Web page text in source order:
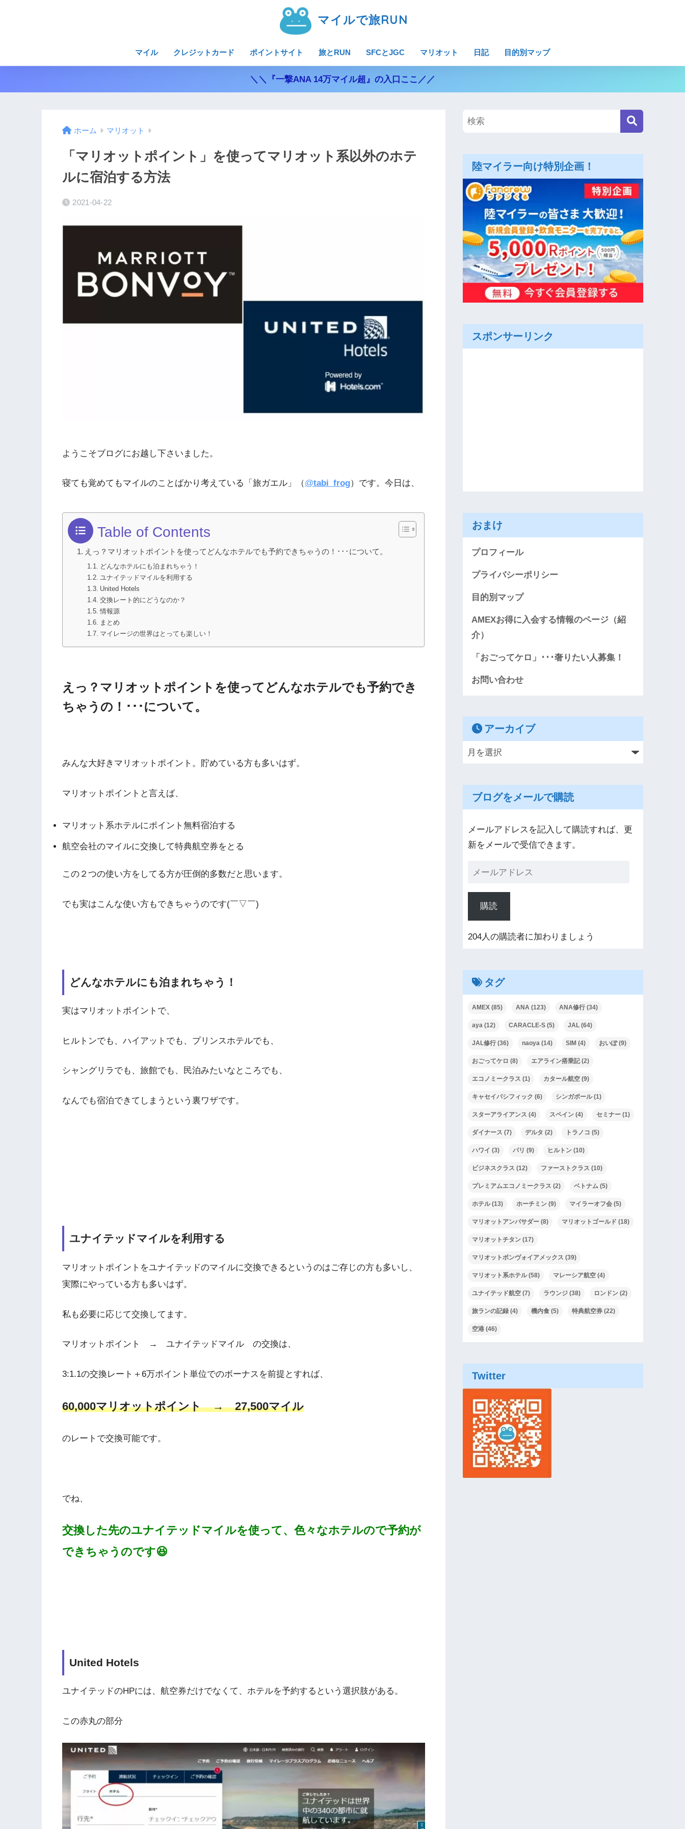
マイルで旅RUN
マイル クレジットカード ポイントサイト 旅とRUN SFCとJGC マリオット 日記 目的別マップ
＼＼『一撃ANA 14万マイル超』の入口ここ／／
ホーム マリオット
「マリオットポイント」を使ってマリオット系以外のホテ
ルに宿泊する方法
2021-04-22
ようこそブログにお越し下さいました。
寝ても覚めてもマイルのことばかり考えている「旅ガエル」（@tabi_frog）です。今日は、
Table of Contents
えっ？マリオットポイントを使ってどんなホテルでも予約できちゃうの！･･･について。
どんなホテルにも泊まれちゃう！
ユナイテッドマイルを利用する
United Hotels
交換レート的にどうなのか？
情報源
まとめ
マイレージの世界はとっても楽しい！
えっ？マリオットポイントを使ってどんなホテルでも予約でき
ちゃうの！･･･について。
みんな大好きマリオットポイント。貯めている方も多いはず。
マリオットポイントと言えば、
マリオット系ホテルにポイント無料宿泊する
航空会社のマイルに交換して特典航空券をとる
この２つの使い方をしてる方が圧倒的多数だと思います。
でも実はこんな使い方もできちゃうのです(￣▽￣)
どんなホテルにも泊まれちゃう！
実はマリオットポイントで、
ヒルトンでも、ハイアットでも、プリンスホテルでも、
シャングリラでも、旅館でも、民泊みたいなところでも、
なんでも宿泊できてしまうという裏ワザです。
ユナイテッドマイルを利用する
マリオットポイントをユナイテッドのマイルに交換できるというのはご存じの方も多いし、
実際にやっている方も多いはず。
私も必要に応じて交換してます。
マリオットポイント → ユナイテッドマイル の交換は、
3:1.1の交換レート＋6万ポイント単位でのボーナスを前提とすれば、
60,000マリオットポイント → 27,500マイル
のレートで交換可能です。
でね、
交換した先のユナイテッドマイルを使って、色々なホテルので予約が
できちゃうのです😆
United Hotels
ユナイテッドのHPには、航空券だけでなくて、ホテルを予約するという選択肢がある。
この赤丸の部分
陸マイラー向け特別企画！
スポンサーリンク
おまけ
プロフィール
プライバシーポリシー
目的別マップ
AMEXお得に入会する情報のページ（紹
介）
「おごってケロ」･･･奢りたい人募集！
お問い合わせ
アーカイブ
ブログをメールで購読
メールアドレスを記入して購読すれば、更
新をメールで受信できます。
購読
204人の購読者に加わりましょう
タグ
AMEX (85) ANA (123) ANA修行 (34)
aya (12) CARACLE-S (5) JAL (64)
JAL修行 (36) naoya (14) SIM (4) おいぽ(9)
おごってケロ (8) エアライン搭乗記(2)
エコノミークラス (1) カタール航空 (9)
キャセイパシフィック (6) シンガポール(1)
スターアライアンス (4) スペイン (4) セミナー (1)
ダイナース (7) デルタ (2) トラノコ (5)
ハワイ (3) パリ (9) ヒルトン (10)
ビジネスクラス (12) ファーストクラス (10)
プレミアムエコノミークラス (2) ベトナム (5)
ホテル(13) ホーチミン (9) マイラーオフ会 (5)
マリオットアンバサダー (8) マリオットゴールド (18)
マリオットチタン (17)
マリオットボンヴォイアメックス (39)
マリオット系ホテル(58) マレーシア航空 (4)
ユナイテッド航空 (7) ラウンジ (38) ロンドン (2)
旅ランの記録 (4) 機内食 (5) 特典航空券 (22)
空港 (46)
Twitter